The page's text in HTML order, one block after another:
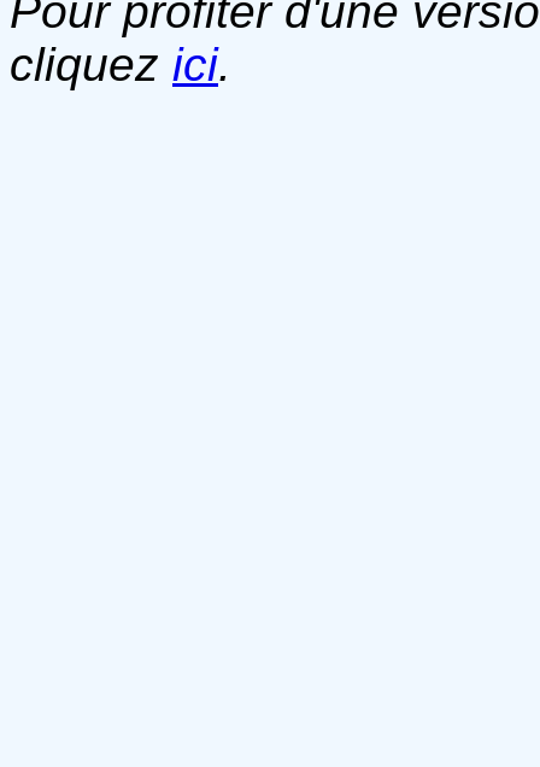
Pour profiter d'une
cliquez ici.